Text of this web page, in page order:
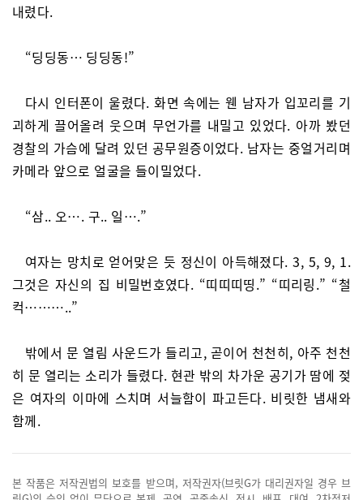
내렸다.
“딩딩동… 딩딩동!”
다시 인터폰이 울렸다. 화면 속에는 웬 남자가 입꼬리를 기
괴하게 끌어올려 웃으며 무언가를 내밀고 있었다. 아까 봤던
경찰의 가슴에 달려 있던 공무원증이었다. 남자는 중얼거리며
카메라 앞으로 얼굴을 들이밀었다.
“삼.. 오…. 구.. 일….”
여자는 망치로 얻어맞은 듯 정신이 아득해졌다. 3, 5, 9, 1.
그것은 자신의 집 비밀번호였다. “띠띠띠띵.” “띠리링.” “철
컥………..”
밖에서 문 열림 사운드가 들리고, 곧이어 천천히, 아주 천천
히 문 열리는 소리가 들렸다. 현관 밖의 차가운 공기가 땀에 젖
은 여자의 이마에 스치며 서늘함이 파고든다. 비릿한 냄새와
함께.
본 작품은 저작권법의 보호를 받으며, 저작권자(브릿G가 대리권자일 경우 브